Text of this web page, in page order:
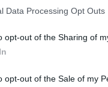
Data Processing Opt Outs
opt-out of the Sharing of
opt-out of the Sale of my
politikai
Időben felismerjük-